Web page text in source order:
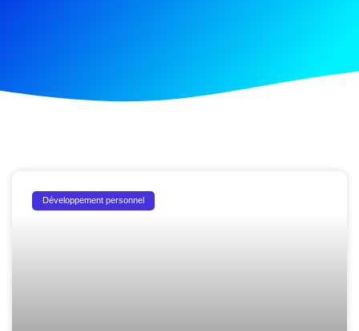
Développement personnel